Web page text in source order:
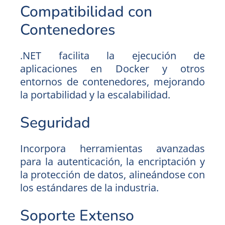
Compatibilidad con
Contenedores
.NET facilita la ejecución de
aplicaciones en Docker y otros
entornos de contenedores, mejorando
la portabilidad y la escalabilidad.
Seguridad
Incorpora herramientas avanzadas
para la autenticación, la encriptación y
la protección de datos, alineándose con
los estándares de la industria.
Soporte Extenso